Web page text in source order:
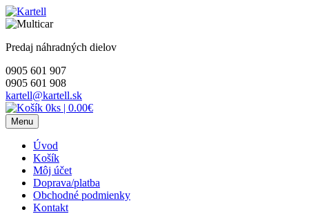
Skip
to
Predaj náhradných dielov
0905 601 907
0905 601 908
kartell@kartell.sk
0ks | 0.00€
Menu
Úvod
Košík
Môj účet
Doprava/platba
Obchodné podmienky
Kontakt